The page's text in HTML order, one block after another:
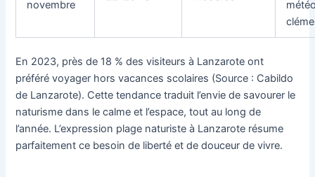
novembre
En 2023, près de 18 % des visiteurs à Lanzarote ont
préféré voyager hors vacances scolaires (Source : Cabildo
de Lanzarote). Cette tendance traduit l’envie de savourer le
naturisme dans le calme et l’espace, tout au long de
l’année. L’expression plage naturiste à Lanzarote résume
parfaitement ce besoin de liberté et de douceur de vivre.